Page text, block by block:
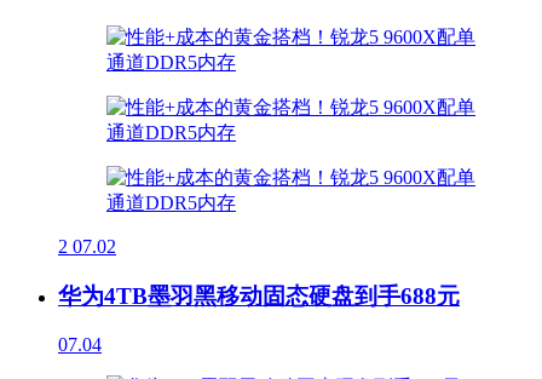
2 07.02
华为4TB墨羽黑移动固态硬盘到手688元
07.04